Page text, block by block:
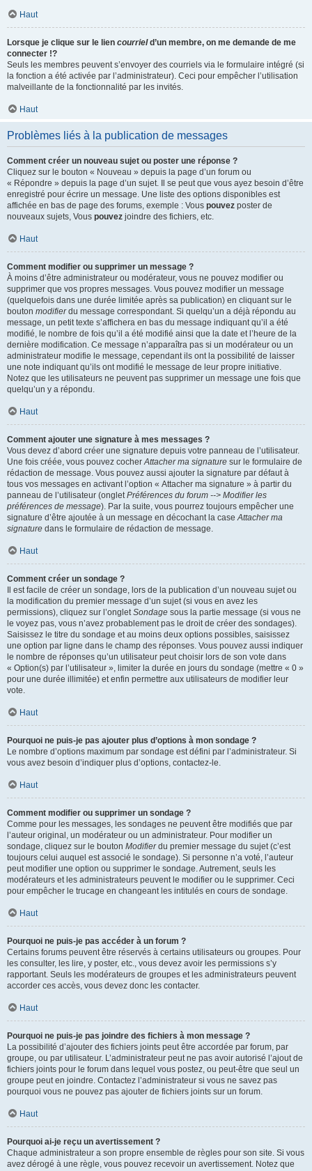
Haut
Lorsque je clique sur le lien courrield’un membre, on me demande de me
connecter !?
Seuls les membres peuvent s’envoyer des courriels via le formulaire intégré (si
la fonction a été activée par l’administrateur). Ceci pour empêcher l’utilisation
malveillante de la fonctionnalité par les invités.
Haut
Problèmes liés à la publication de messages
Comment créer un nouveau sujet ou poster une réponse ?
Cliquez sur le bouton « Nouveau » depuis la page d’un forum ou
« Répondre » depuis la page d’un sujet. Il se peut que vous ayez besoin d’être
enregistré pour écrire un message. Une liste des options disponibles est
affichée en bas de page des forums, exemple : Vous pouvez poster de
nouveaux sujets, Vous pouvez joindre des fichiers, etc.
Haut
Comment modifier ou supprimer un message ?
À moins d’être administrateur ou modérateur, vous ne pouvez modifier ou
supprimer que vos propres messages. Vous pouvez modifier un message
(quelquefois dans une durée limitée après sa publication) en cliquant sur le
bouton modifierdu message correspondant. Si quelqu’un a déjà répondu au
message, un petit texte s’affichera en bas du message indiquant qu’il a été
modifié, le nombre de fois qu’il a été modifié ainsi que la date et l’heure de la
dernière modification. Ce message n’apparaîtra pas si un modérateur ou un
administrateur modifie le message, cependant ils ont la possibilité de laisser
une note indiquant qu’ils ont modifié le message de leur propre initiative.
Notez que les utilisateurs ne peuvent pas supprimer un message une fois que
quelqu’un y a répondu.
Haut
Comment ajouter une signature à mes messages ?
Vous devez d’abord créer une signature depuis votre panneau de l’utilisateur.
Une fois créée, vous pouvez cocherAttacher ma signature sur le formulaire de
rédaction de message. Vous pouvez aussi ajouter la signature par défaut à
tous vos messages en activant l’option « Attacher ma signature » à partir du
panneau de l’utilisateur (ongletPréférences du forum --> Modifier les
préférences de message). Par la suite, vous pourrez toujours empêcher une
signature d’être ajoutée à un message en décochant la caseAttacher ma
signature dans le formulaire de rédaction de message.
Haut
Comment créer un sondage ?
Il est facile de créer un sondage, lors de la publication d’un nouveau sujet ou
la modification du premier message d’un sujet (si vous en avez les
permissions), cliquez sur l’ongletSondage sous la partie message (si vous ne
le voyez pas, vous n’avez probablement pas le droit de créer des sondages).
Saisissez le titre du sondage et au moins deux options possibles, saisissez
une option par ligne dans le champ des réponses. Vous pouvez aussi indiquer
le nombre de réponses qu’un utilisateur peut choisir lors de son vote dans
« Option(s) par l’utilisateur », limiter la durée en jours du sondage (mettre « 0 »
pour une durée illimitée) et enfin permettre aux utilisateurs de modifier leur
vote.
Haut
Pourquoi ne puis-je pas ajouter plus d’options à mon sondage ?
Le nombre d’options maximum par sondage est défini par l’administrateur. Si
vous avez besoin d’indiquer plus d’options, contactez-le.
Haut
Comment modifier ou supprimer un sondage ?
Comme pour les messages, les sondages ne peuvent être modifiés que par
l’auteur original, un modérateur ou un administrateur. Pour modifier un
sondage, cliquez sur le bouton Modifierdu premier message du sujet (c’est
toujours celui auquel est associé le sondage). Si personne n’a voté, l’auteur
peut modifier une option ou supprimer le sondage. Autrement, seuls les
modérateurs et les administrateurs peuvent le modifier ou le supprimer. Ceci
pour empêcher le trucage en changeant les intitulés en cours de sondage.
Haut
Pourquoi ne puis-je pas accéder à un forum ?
Certains forums peuvent être réservés à certains utilisateurs ou groupes. Pour
les consulter, les lire, y poster, etc., vous devez avoir les permissions s’y
rapportant. Seuls les modérateurs de groupes et les administrateurs peuvent
accorder ces accès, vous devez donc les contacter.
Haut
Pourquoi ne puis-je pas joindre des fichiers à mon message ?
La possibilité d’ajouter des fichiers joints peut être accordée par forum, par
groupe, ou par utilisateur. L’administrateur peut ne pas avoir autorisé l’ajout de
fichiers joints pour le forum dans lequel vous postez, ou peut-être que seul un
groupe peut en joindre. Contactez l’administrateur si vous ne savez pas
pourquoi vous ne pouvez pas ajouter de fichiers joints sur un forum.
Haut
Pourquoi ai-je reçu un avertissement ?
Chaque administrateur a son propre ensemble de règles pour son site. Si vous
avez dérogé à une règle, vous pouvez recevoir un avertissement. Notez que